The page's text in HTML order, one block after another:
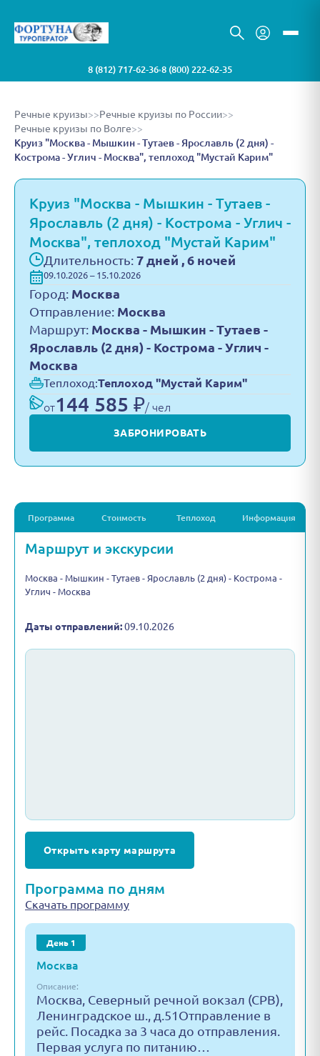
8 (812) 717-62-36•8 (800) 222-62-35
Речные круизы>>Речные круизы по России>>
Речные круизы по Волге>>
Круиз "Москва - Мышкин - Тутаев - Ярославль (2 дня) -
Кострома - Углич - Москва", теплоход "Мустай Карим"
Круиз "Москва - Мышкин - Тутаев -
Ярославль (2 дня) - Кострома - Углич -
Москва", теплоход "Мустай Карим"
Длительность: 7 дней , 6 ночей
09.10.2026 – 15.10.2026
Город: Москва
Отправление: Москва
Маршрут: Москва - Мышкин - Тутаев -
Ярославль (2 дня) - Кострома - Углич -
Москва
Теплоход:Теплоход "Мустай Карим"
от144 585 ₽/ чел
ЗАБРОНИРОВАТЬ
Программа Стоимость Теплоход Информация
Маршрут и экскурсии
Москва - Мышкин - Тутаев - Ярославль (2 дня) - Кострома -
Углич - Москва
Даты отправлений:09.10.2026
Открыть карту маршрута
Программа по дням
Скачать программу
День 1
Москва
Описание:
Москва, Северный речной вокзал (СРВ),
Ленинградское ш., д.51Отправление в
рейс. Посадка за 3 часа до отправления.
Первая услуга по питанию…